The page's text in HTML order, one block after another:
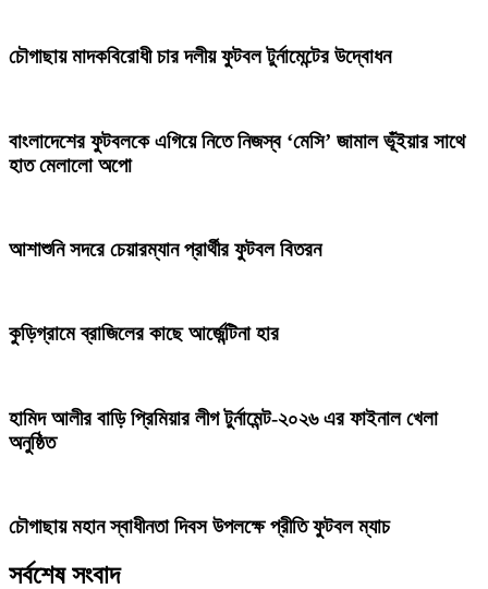
চৌগাছায় মাদকবিরোধী চার দলীয় ফুটবল টুর্নামেন্টের উদ্বোধন
বাংলাদেশের ফুটবলকে এগিয়ে নিতে নিজস্ব ‘মেসি’ জামাল ভূঁইয়ার সাথে
হাত মেলালো অপো
আশাশুনি সদরে চেয়ারম্যান প্রার্থীর ফুটবল বিতরন
কুড়িগ্রামে ব্রাজিলের কাছে আর্জেন্টিনা হার
হামিদ আলীর বাড়ি প্রিমিয়ার লীগ টুর্নামেন্ট-২০২৬ এর ফাইনাল খেলা
অনুষ্ঠিত
চৌগাছায় মহান স্বাধীনতা দিবস উপলক্ষে প্রীতি ফুটবল ম্যাচ
সর্বশেষ সংবাদ